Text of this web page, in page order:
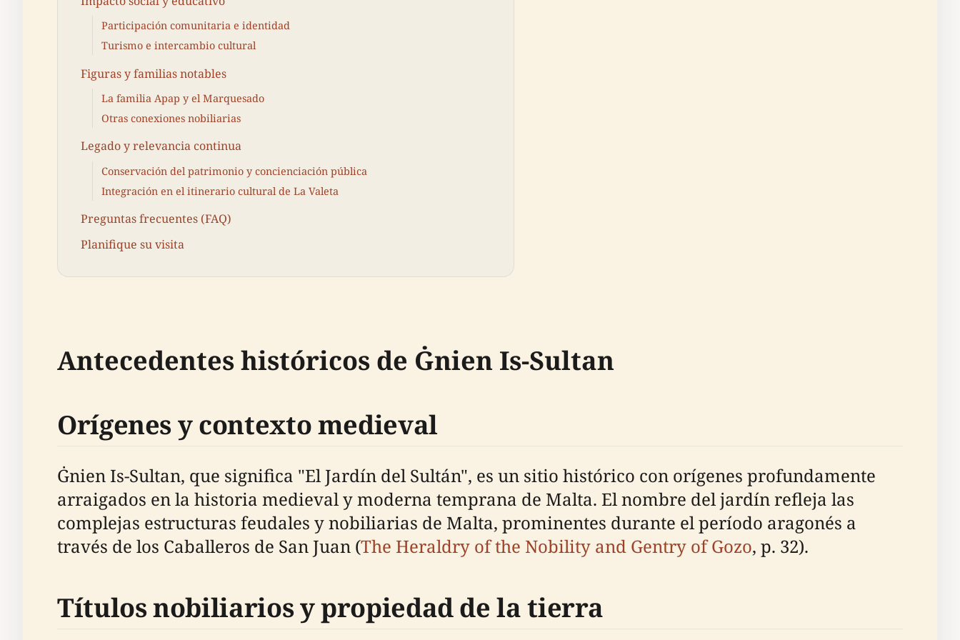
Participación comunitaria e identidad
Turismo e intercambio cultural
Figuras y familias notables
La familia Apap y el Marquesado
Otras conexiones nobiliarias
Legado y relevancia continua
Conservación del patrimonio y concienciación pública
Integración en el itinerario cultural de La Valeta
Preguntas frecuentes (FAQ)
Planifique su visita
Antecedentes históricos de Ġnien Is-Sultan
Orígenes y contexto medieval
Ġnien Is-Sultan, que significa "El Jardín del Sultán", es un sitio histórico con orígenes profundamente
arraigados en la historia medieval y moderna temprana de Malta. El nombre del jardín refleja las
complejas estructuras feudales y nobiliarias de Malta, prominentes durante el período aragonés a
través de los Caballeros de San Juan (The Heraldry of the Nobility and Gentry of Gozo, p. 32).
Títulos nobiliarios y propiedad de la tierra